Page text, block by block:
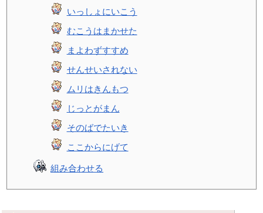
いっしょにいこう
むこうはまかせた
まよわずすすめ
せんせいされない
ムリはきんもつ
じっとがまん
そのばでたいき
ここからにげて
組み合わせる